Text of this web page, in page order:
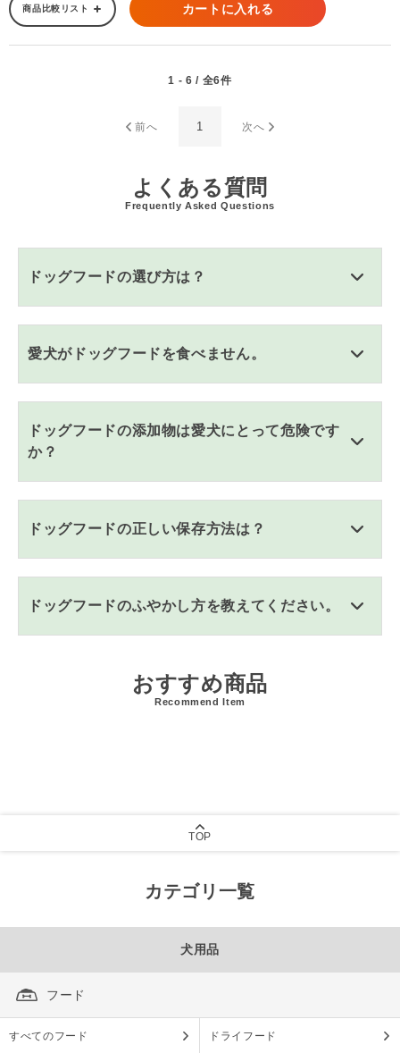
商品比較リスト カートに入れる
1 - 6 / 全6件
前へ 1 次へ
よくある質問
Frequently Asked Questions
ドッグフードの選び方は？
愛犬がドッグフードを食べません。
ドッグフードの添加物は愛犬にとって危険です
か？
ドッグフードの正しい保存方法は？
ドッグフードのふやかし方を教えてください。
おすすめ商品
Recommend Item
TOP
カテゴリ一覧
犬用品
フード
すべてのフード ドライフード